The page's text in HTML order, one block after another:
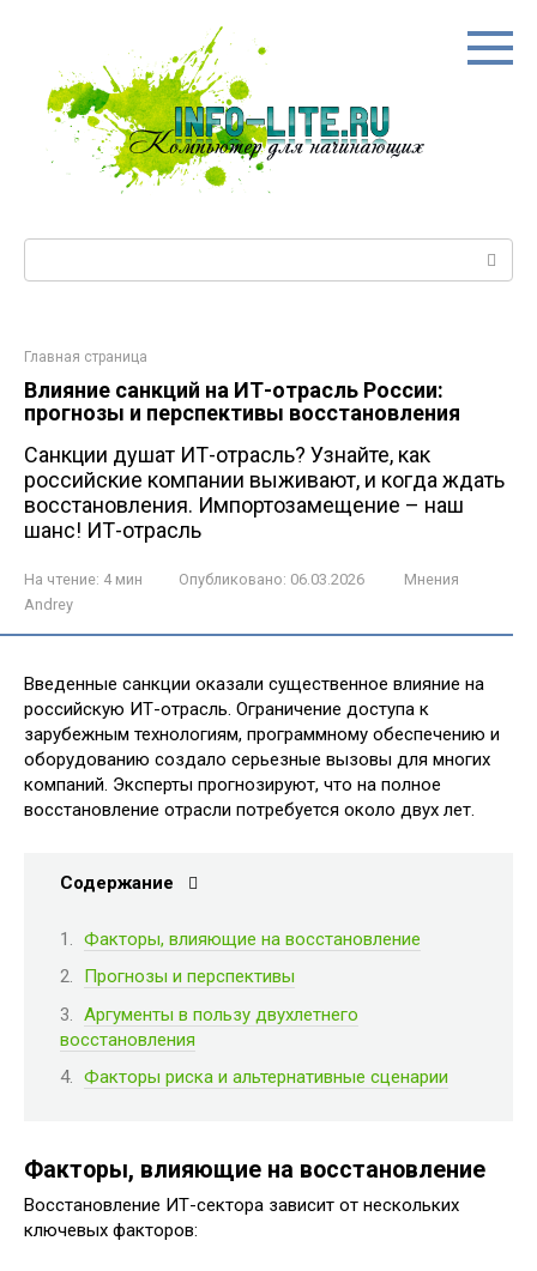
Главная страница
Влияние санкций на ИТ-отрасль России:
прогнозы и перспективы восстановления
Санкции душат ИТ-отрасль? Узнайте, как
российские компании выживают, и когда ждать
восстановления. Импортозамещение – наш
шанс! ИТ-отрасль
На чтение: 4 мин Опубликовано: 06.03.2026
Мнения
Andrey
Введенные санкции оказали существенное влияние на
российскую ИТ-отрасль. Ограничение доступа к
зарубежным технологиям, программному обеспечению и
оборудованию создало серьезные вызовы для многих
компаний. Эксперты прогнозируют, что на полное
восстановление отрасли потребуется около двух лет.
Содержание
Факторы, влияющие на восстановление
Прогнозы и перспективы
Аргументы в пользу двухлетнего
восстановления
Факторы риска и альтернативные сценарии
Факторы, влияющие на восстановление
Восстановление ИТ-сектора зависит от нескольких
ключевых факторов: